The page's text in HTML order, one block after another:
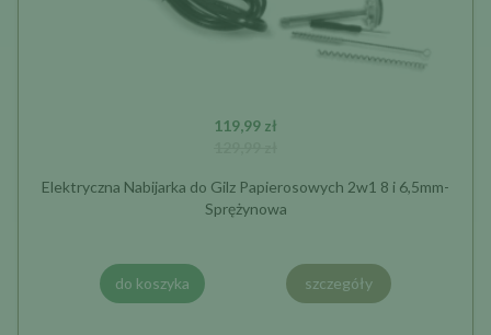
119,99 zł
Elektryczna Nabijarka do Gilz Papierosowych 2w1 8 i 6,5mm-
Sprężynowa
do koszyka szczegóły